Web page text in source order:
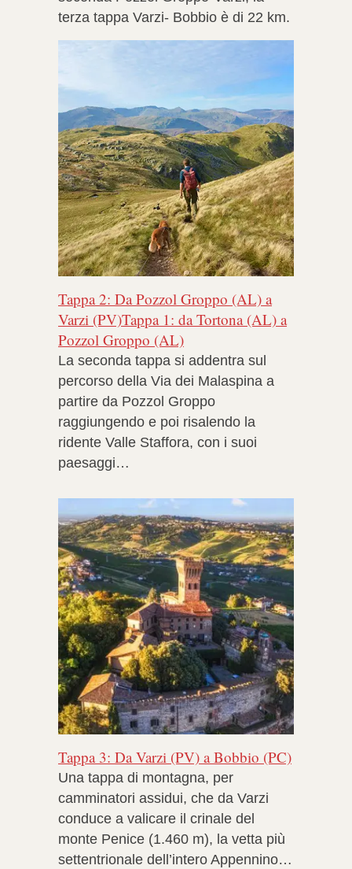
terza tappa Varzi- Bobbio è di 22 km.
Tappa 2: Da Pozzol Groppo (AL) a
Varzi (PV)Tappa 1: da Tortona (AL) a
Pozzol Groppo (AL)
La seconda tappa si addentra sul
percorso della Via dei Malaspina a
partire da Pozzol Groppo
raggiungendo e poi risalendo la
ridente Valle Staffora, con i suoi
paesaggi…
Tappa 3: Da Varzi (PV) a Bobbio (PC)
Una tappa di montagna, per
camminatori assidui, che da Varzi
conduce a valicare il crinale del
monte Penice (1.460 m), la vetta più
settentrionale dell’intero Appennino…